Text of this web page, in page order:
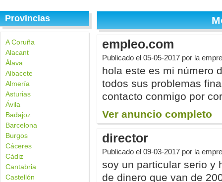
Provincias
A Coruña
Alacant
Álava
Albacete
Almería
Asturias
Ávila
Badajoz
Barcelona
Burgos
Cáceres
Cádiz
Cantabria
Castellón
empleo.com
Publicado el 05-05-2017 por la
hola este es mi número
todos sus problemas
contacto conmigo por
Ver anuncio completo
director
Publicado el 09-03-2017 por la
soy un particular serio y
de dinero que van de